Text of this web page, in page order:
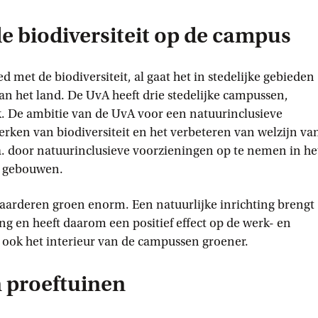
biodiversiteit op de campus
met de biodiversiteit, al gaat het in stedelijke gebieden
het land. De UvA heeft drie stedelijke campussen,
ambitie van de UvA voor een natuurinclusieve
van biodiversiteit en het verbeteren van welzijn
door natuurinclusieve voorzieningen op te nemen in
groen enorm. Een natuurlijke inrichting brengt
en heeft daarom een positief effect op de werk- en
het interieur van de campussen groener.
proeftuinen